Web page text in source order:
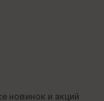
новинок и акций